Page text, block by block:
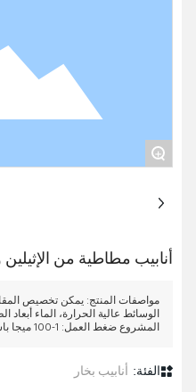
اتصال
+
أنابيب مطاطية من
مواصفات المنتج: يمكن تخصيص
الوسائط عالية الحرارة، الماء
المشروع ضغط العمل: 1-100 ميجا باسكال
الفئة: أنابيب بخار